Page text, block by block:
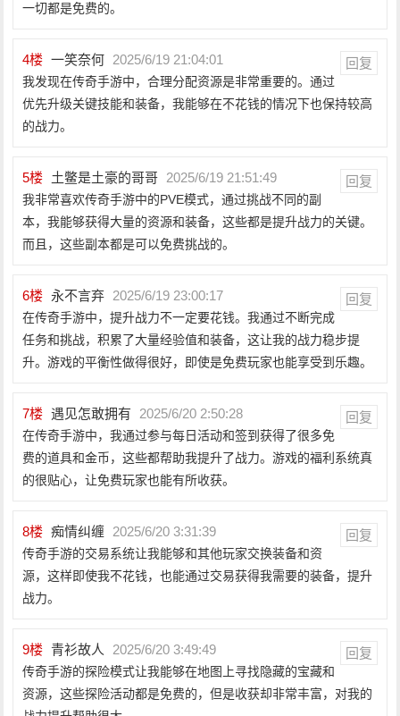
一切都是免费的。
4楼 一笑奈何 2025/6/19 21:04:01 回复
我发现在传奇手游中，合理分配资源是非常重要的。通过
优先升级关键技能和装备，我能够在不花钱的情况下也保持较高
的战力。
5楼 土鳖是土豪的哥哥 2025/6/19 21:51:49 回复
我非常喜欢传奇手游中的PVE模式，通过挑战不同的副
本，我能够获得大量的资源和装备，这些都是提升战力的关键。
而且，这些副本都是可以免费挑战的。
6楼 永不言弃 2025/6/19 23:00:17 回复
在传奇手游中，提升战力不一定要花钱。我通过不断完成
任务和挑战，积累了大量经验值和装备，这让我的战力稳步提
升。游戏的平衡性做得很好，即使是免费玩家也能享受到乐趣。
7楼 遇见怎敢拥有 2025/6/20 2:50:28 回复
在传奇手游中，我通过参与每日活动和签到获得了很多免
费的道具和金币，这些都帮助我提升了战力。游戏的福利系统真
的很贴心，让免费玩家也能有所收获。
8楼 痴情纠缠 2025/6/20 3:31:39 回复
传奇手游的交易系统让我能够和其他玩家交换装备和资
源，这样即使我不花钱，也能通过交易获得我需要的装备，提升
战力。
9楼 青衫故人 2025/6/20 3:49:49 回复
传奇手游的探险模式让我能够在地图上寻找隐藏的宝藏和
资源，这些探险活动都是免费的，但是收获却非常丰富，对我的